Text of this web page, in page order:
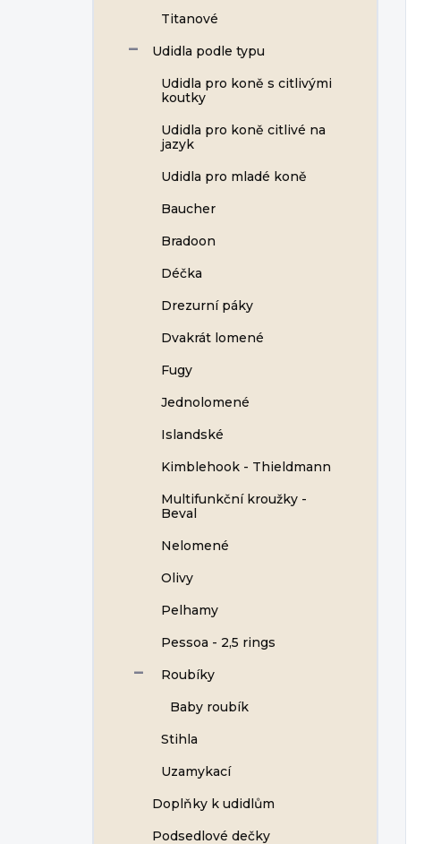
Titanové
Udidla podle typu
Udidla pro koně s citlivými
koutky
Udidla pro koně citlivé na
jazyk
Udidla pro mladé koně
Baucher
Bradoon
Déčka
Drezurní páky
Dvakrát lomené
Fugy
Jednolomené
Islandské
Kimblehook - Thieldmann
Multifunkční kroužky -
Beval
Nelomené
Olivy
Pelhamy
Pessoa - 2,5 rings
Roubíky
Baby roubík
Stihla
Uzamykací
Doplňky k udidlům
Podsedlové dečky